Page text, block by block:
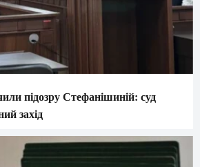
підозру Стефанішиній: суд
захід